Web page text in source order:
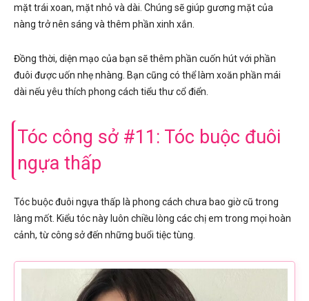
mặt trái xoan, mặt nhỏ và dài. Chúng sẽ giúp gương mặt của
nàng trở nên sáng và thêm phần xinh xắn.
Đồng thời, diện mạo của bạn sẽ thêm phần cuốn hút với phần
đuôi được uốn nhẹ nhàng. Bạn cũng có thể làm xoăn phần mái
dài nếu yêu thích phong cách tiểu thư cổ điển.
Tóc công sở #11: Tóc buộc đuôi
ngựa thấp
Tóc buộc đuôi ngựa thấp là phong cách chưa bao giờ cũ trong
làng mốt. Kiểu tóc này luôn chiều lòng các chị em trong mọi hoàn
cảnh, từ công sở đến những buổi tiệc tùng.